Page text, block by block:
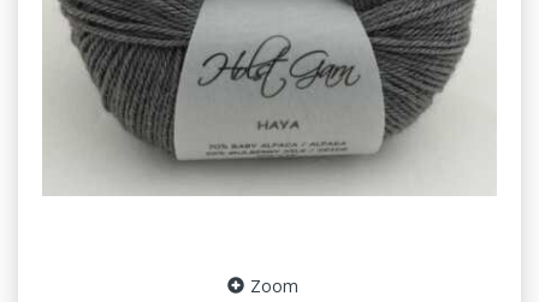
Zoom